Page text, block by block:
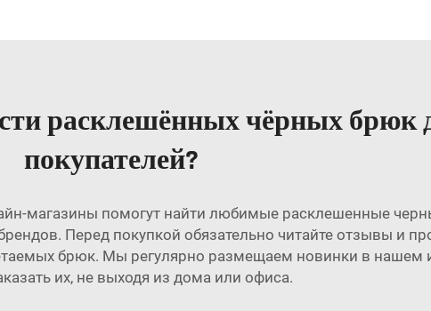
расклешённых чёрных брюк
покупателей?
магазины помогут найти любимые расклешенные
Перед покупкой обязательно читайте отзывы и
брюк. Мы регулярно размещаем новинки в нашем
их, не выходя из дома или офиса.